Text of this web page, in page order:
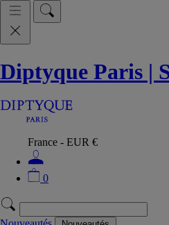
Diptyque Paris |
France - EUR €
0